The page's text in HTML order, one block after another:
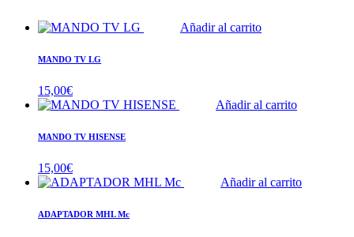
Añadir al carrito
MANDO TV LG
15,00€
Añadir al carrito
MANDO TV HISENSE
15,00€
Añadir al carrito
ADAPTADOR MHL Mc